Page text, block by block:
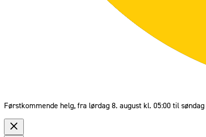
Førstkommende helg, fra lørdag 8. august kl. 05:00 til